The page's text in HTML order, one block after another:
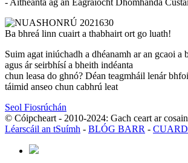
- Aitheanta ag an Eagraíocht Dhomhanda
Ba bhreá linn cuairt a thabhairt ort go luath!
Suim agat iniúchadh a dhéanamh ar an gcaoi a
agus ár seirbhísí a bheith indéanta
chun leasa do ghnó? Déan teagmháil lenár
táimid anseo chun cabhrú leat
Seol Fiosrúchán
© Cóipcheart - 2010-2024: Gach ceart ar
Léarscáil an tSuímh - BLÓG BARR -